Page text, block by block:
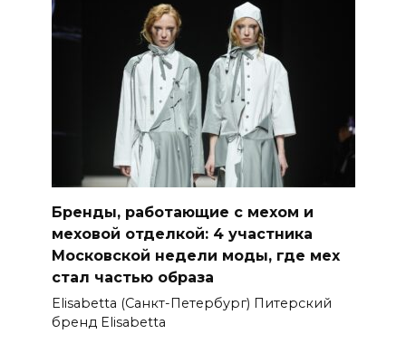
Бренды, работающие с мехом и
меховой отделкой: 4 участника
Московской недели моды, где мех
стал частью образа
Elisabetta (Санкт-Петербург) Питерский
бренд Elisabetta